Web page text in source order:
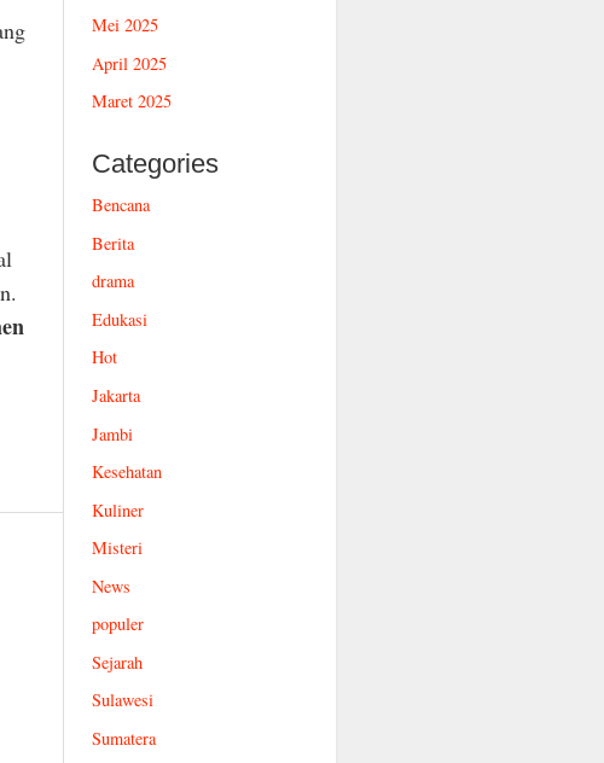
Mei 2025
April 2025
Maret 2025
Categories
Bencana
Berita
drama
Edukasi
Hot
Jakarta
Jambi
Kesehatan
Kuliner
Misteri
News
populer
Sejarah
Sulawesi
Sumatera